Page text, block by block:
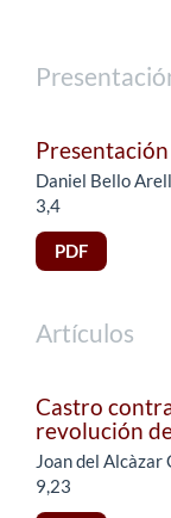
Presentación
Daniel Bello
3,4
PDF
Artículos
Castro
revolución
Joan del Alcàzar
9,23